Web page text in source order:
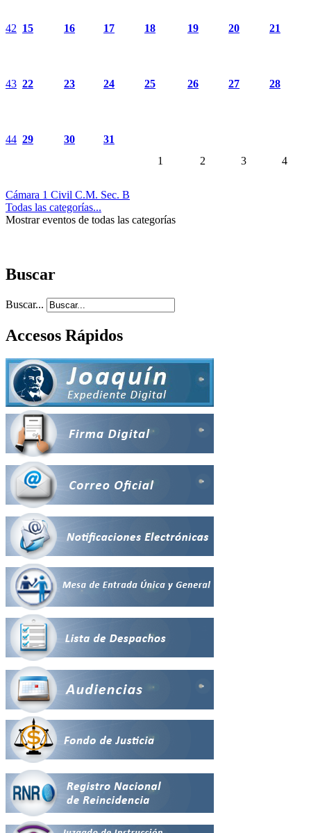
42 15 16 17 18 19 20 21
43 22 23 24 25 26 27 28
44 29 30
31
1
2 3 4
Cámara 1 Civil C.M. Sec. B
Todas las categorías...
Mostrar eventos de todas las categorías
Buscar
Buscar...
Accesos Rápidos